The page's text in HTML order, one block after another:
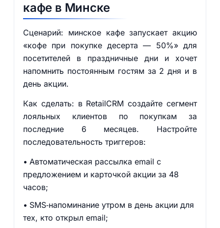
кафе в Минске
Сценарий: минское кафе запускает акцию
«кофе при покупке десерта — 50%» для
посетителей в праздничные дни и хочет
напомнить постоянным гостям за 2 дня и в
день акции.
Как сделать: в RetailCRM создайте сегмент
лояльных клиентов по покупкам за
последние 6 месяцев. Настройте
последовательность триггеров:
Автоматическая рассылка email с
предложением и карточкой акции за 48
часов;
SMS‑напоминание утром в день акции для
тех, кто открыл email;